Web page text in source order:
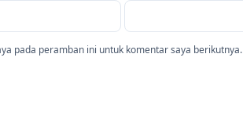
pada peramban ini untuk komentar saya berikutnya.